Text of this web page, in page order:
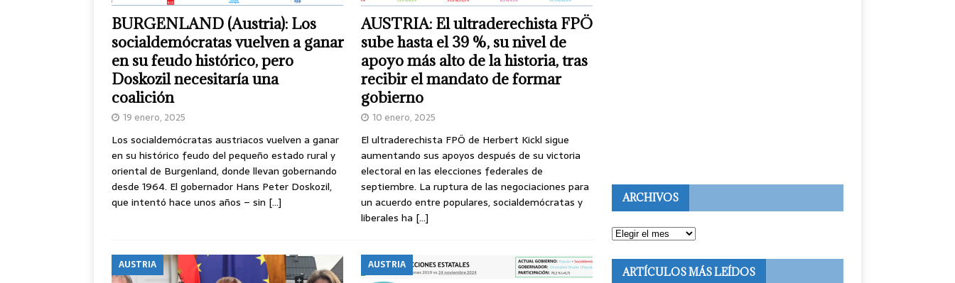
BURGENLAND (Austria): Los
socialdemócratas vuelven a ganar
en su feudo histórico, pero
Doskozil necesitaría una
coalición
19 enero, 2025
Los socialdemócratas austriacos vuelven a ganar
en su histórico feudo del pequeño estado rural y
oriental de Burgenland, donde llevan gobernando
desde 1964. El gobernador Hans Peter Doskozil,
que intentó hace unos años – sin […]
AUSTRIA: El ultraderechista FPÖ
sube hasta el 39 %, su nivel de
apoyo más alto de la historia, tras
recibir el mandato de formar
gobierno
10 enero, 2025
El ultraderechista FPÖ de Herbert Kickl sigue
aumentando sus apoyos después de su victoria
electoral en las elecciones federales de
septiembre. La ruptura de las negociaciones para
un acuerdo entre populares, socialdemócratas y
liberales ha […]
AUSTRIA AUSTRIA
ARCHIVOS
ARTÍCULOS MÁS LEÍDOS